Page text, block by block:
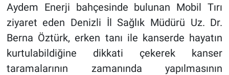
Aydem Enerji bahçesinde bulunan Mobil Tırı
ziyaret eden Denizli İl Sağlık Müdürü Uz. Dr.
Berna Öztürk, erken tanı ile kanserde hayatın
kurtulabildiğine dikkati çekerek kanser
taramalarının zamanında yapılmasının